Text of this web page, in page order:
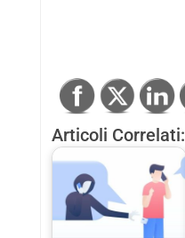
Articoli Correlati: